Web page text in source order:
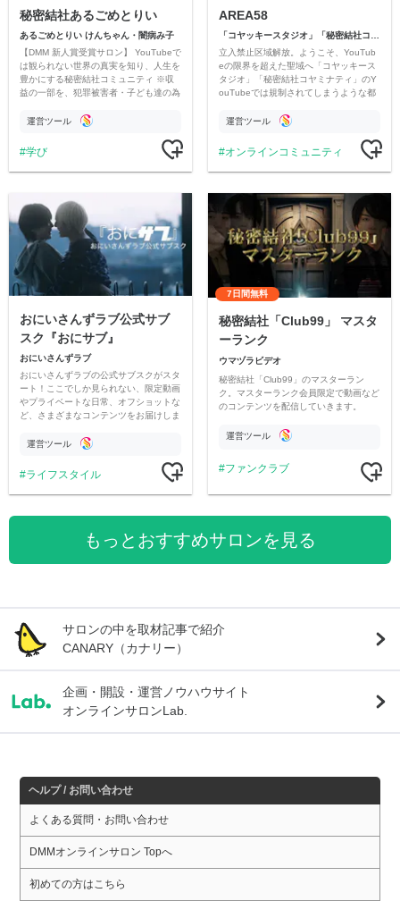
秘密結社あるごめとりい
あるごめとりい けんちゃん・闇病み子
【DMM 新人賞受賞サロン】 YouTubeで
は観られない世界の真実を知り、人生を
豊かにする秘密結社コミュニティ ※収
益の一部を、犯罪被害者・子ども達の為
す運営ツール
学び
AREA58
立入禁止区域解放。ようこそ、YouTub
eの限界を超えた聖域へ「コヤッキース
タジオ」「秘密結社コヤミナティ」のY
ouTubeでは規制されてしまうような都
公開。
運営ツール
オンラインコミュニティ
おにいさんずラブ公式サブ
スク『おにサブ』
おにいさんずラブ
おにいさんずラブの公式サブスクがスタ
ート！ここでしか見られない、限定動画
やプライベートな日常、オフショットな
ど、さまざまなコンテンツをお届けしま
運営ツール
ライフスタイル
7日間無料
秘密結社「Club99」 マスタ
ーランク
ウマヅラビデオ
秘密結社「Club99」のマスターラン
ク。マスターランク会員限定で動画など
のコンテンツを配信していきます。
運営ツール
ファンクラブ
もっとおすすめサロンを見る
サロンの中を取材記事で紹介
CANARY（カナリー）
企画・開設・運営ノウハウサイト
オンラインサロンLab.
ヘルプ / お問い合わせ
よくある質問・お問い合わせ
DMMオンラインサロン Topへ
初めての方はこちら